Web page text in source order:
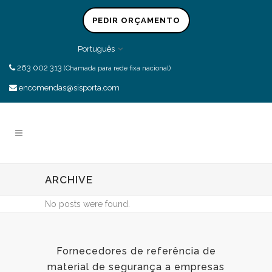
PEDIR ORÇAMENTO
Português
263 002 313 (Chamada para rede fixa nacional)
encomendas@sisporta.com
ARCHIVE
No posts were found.
Fornecedores de referência de
material de segurança a empresas